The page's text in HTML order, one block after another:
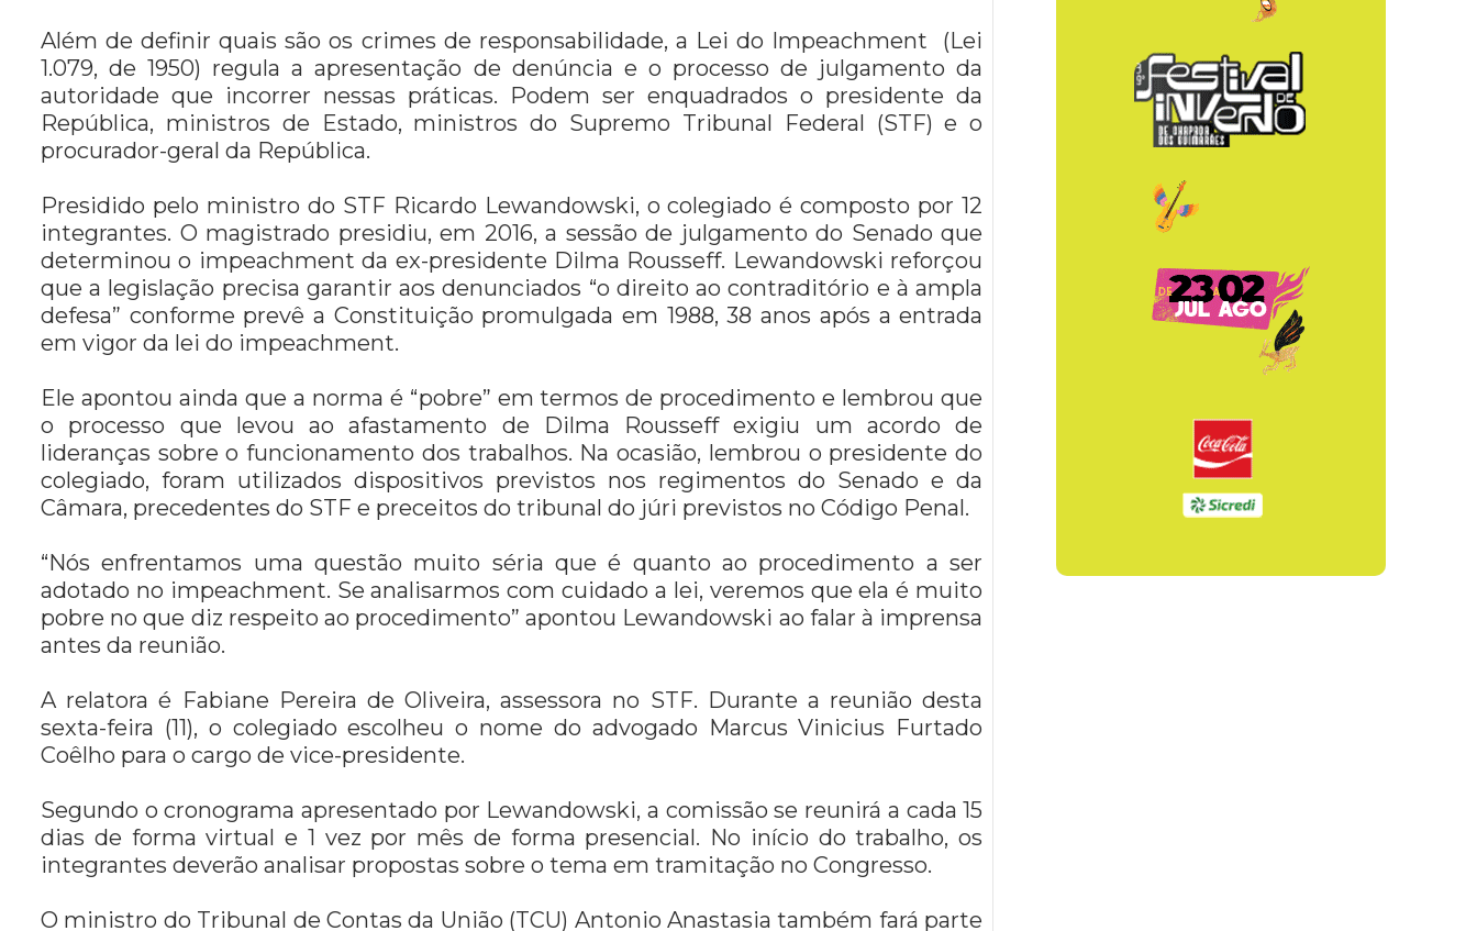
Além de definir quais são os crimes de responsabilidade, a Lei do Impeachment (Lei
1.079, de 1950) regula a apresentação de denúncia e o processo de julgamento da
autoridade que incorrer nessas práticas. Podem ser enquadrados o presidente da
República, ministros de Estado, ministros do Supremo Tribunal Federal (STF) e o
procurador-geral da República.
Presidido pelo ministro do STF Ricardo Lewandowski, o colegiado é composto por 12
integrantes. O magistrado presidiu, em 2016, a sessão de julgamento do Senado que
determinou o impeachment da ex-presidente Dilma Rousseff. Lewandowski reforçou
que a legislação precisa garantir aos denunciados “o direito ao contraditório e à ampla
defesa” conforme prevê a Constituição promulgada em 1988, 38 anos após a entrada
em vigor da lei do impeachment.
Ele apontou ainda que a norma é “pobre” em termos de procedimento e lembrou que
o processo que levou ao afastamento de Dilma Rousseff exigiu um acordo de
lideranças sobre o funcionamento dos trabalhos. Na ocasião, lembrou o presidente do
colegiado, foram utilizados dispositivos previstos nos regimentos do Senado e da
Câmara, precedentes do STF e preceitos do tribunal do júri previstos no Código Penal.
“Nós enfrentamos uma questão muito séria que é quanto ao procedimento a ser
adotado no impeachment. Se analisarmos com cuidado a lei, veremos que ela é muito
pobre no que diz respeito ao procedimento” apontou Lewandowski ao falar à imprensa
antes da reunião.
A relatora é Fabiane Pereira de Oliveira, assessora no STF. Durante a reunião desta
sexta-feira (11), o colegiado escolheu o nome do advogado Marcus Vinicius Furtado
Coêlho para o cargo de vice-presidente.
Segundo o cronograma apresentado por Lewandowski, a comissão se reunirá a cada 15
dias de forma virtual e 1 vez por mês de forma presencial. No início do trabalho, os
integrantes deverão analisar propostas sobre o tema em tramitação no Congresso.
O ministro do Tribunal de Contas da União (TCU) Antonio Anastasia também fará parte